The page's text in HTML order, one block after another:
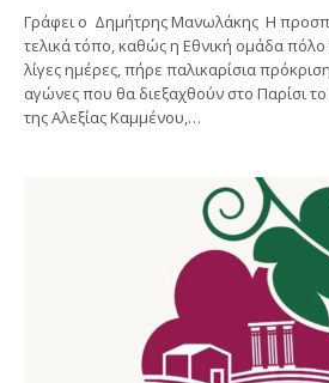
Γράφει ο Δημήτρης Μανωλάκης Η
τελικά τόπο, καθώς η Εθνική ομάδα
λίγες ημέρες, πήρε παλικαρίσια
αγώνες που θα διεξαχθούν στο Παρίσι το
της Αλεξίας Καμμένου,…